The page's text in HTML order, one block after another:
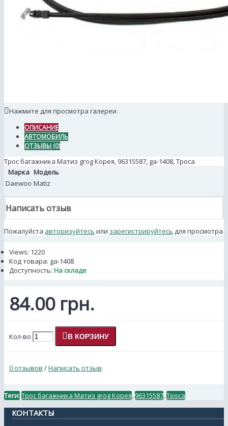
Нажмите для просмотра галереи
ОПИСАНИЕ
АВТОМОБИЛЬ
ОТЗЫВЫ (0)
Трос багажника Матиз grog Корея, 96315587, ga-1408, Троса
Марка Модель
Daewoo Matiz
Написать отзыв
Пожалуйста авторизуйтесь или зарегистрируйтесь для просмотра
Views: 1220
Код товара: ga-1408
Доступность: На складе
84.00 грн.
Кол-во В КОРЗИНУ
0 отзывов /Написать отзыв
Теги:Трос багажника Матиз grog Корея 96315587 Троса
КОНТАКТЫ